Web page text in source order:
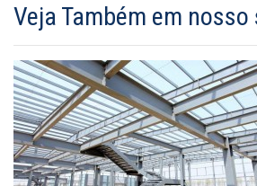
Veja Também em nosso